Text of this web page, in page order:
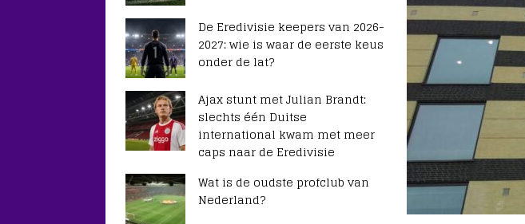
De Eredivisie keepers van 2026-
2027: wie is waar de eerste keus
onder de lat?
Ajax stunt met Julian Brandt:
slechts één Duitse
international kwam met meer
caps naar de Eredivisie
Wat is de oudste profclub van
Nederland?